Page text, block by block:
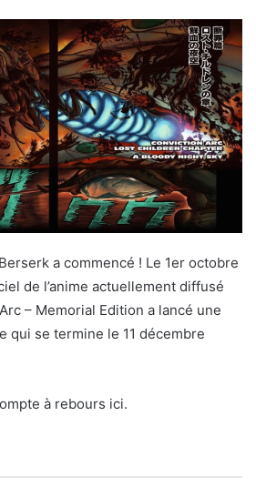
a commencé ! Le 1er octobre
de l’anime actuellement diffusé
– Memorial Edition a lancé une
qui se termine le 11 décembre
à rebours ici.